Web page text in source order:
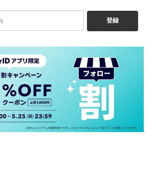
登録